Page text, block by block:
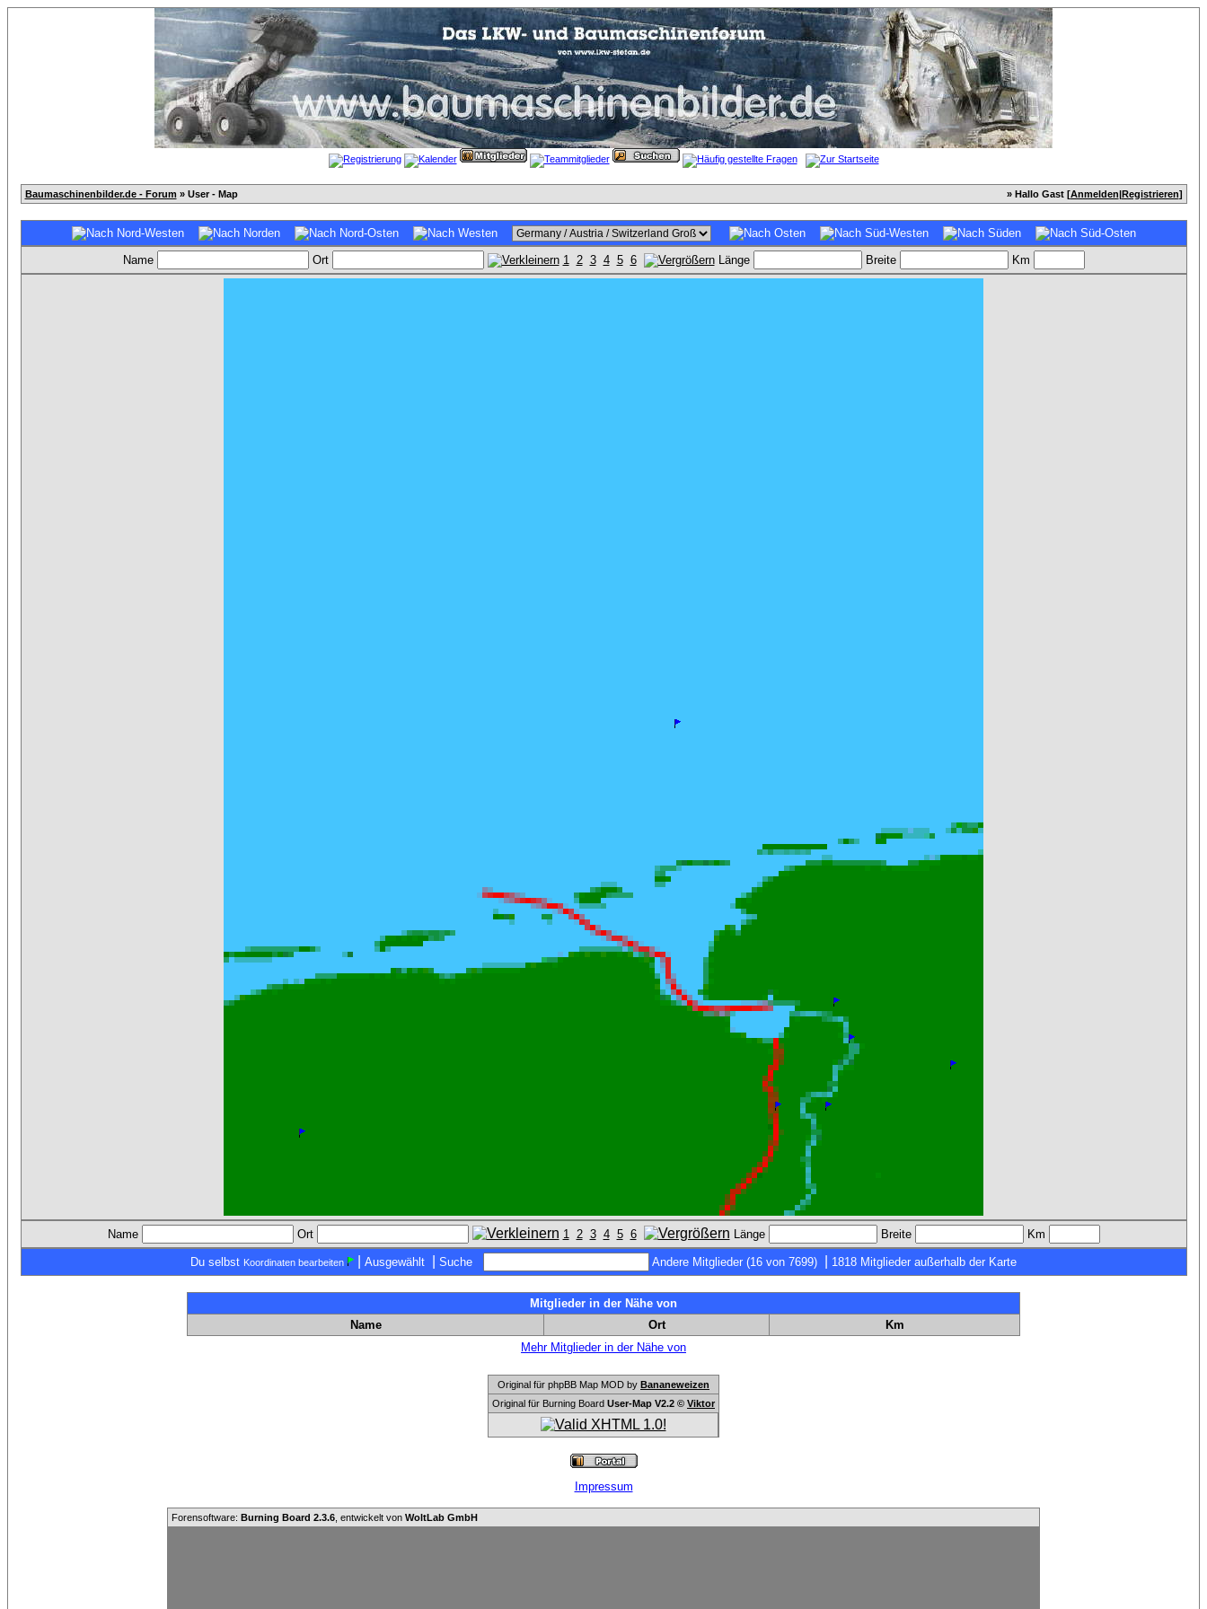
Baumaschinenbilder.de - Forum » User - Map » Hallo Gast [Anmelden|Registrieren]
Name Ort 1 2 3 4 5 6 Länge Breite Km
Name Ort 1 2 3 4 5 6 Länge Breite Km
Du selbst Koordinaten bearbeiten Ausgewählt Suche Andere Mitglieder (16 von 7699) 1818 Mitglieder außerhalb der Karte
Mitglieder in der Nähe von
Name
Ort
Km
Mehr Mitglieder in der Nähe von
Original für phpBB Map MOD by Bananeweizen
Original für Burning Board User-Map V2.2 © Viktor
Impressum
Forensoftware: Burning Board 2.3.6 , entwickelt von WoltLab GmbH